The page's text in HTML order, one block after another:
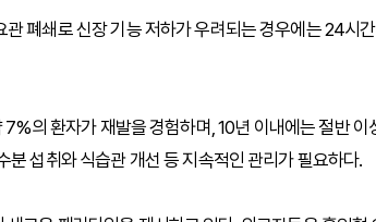
폐쇄로 신장 기능 저하가 우려되는 경우에는 24시
의 환자가 재발을 경험하며, 10년 이내에는 절반
섭취와 식습관 개선 등 지속적인 관리가 필요하다.​